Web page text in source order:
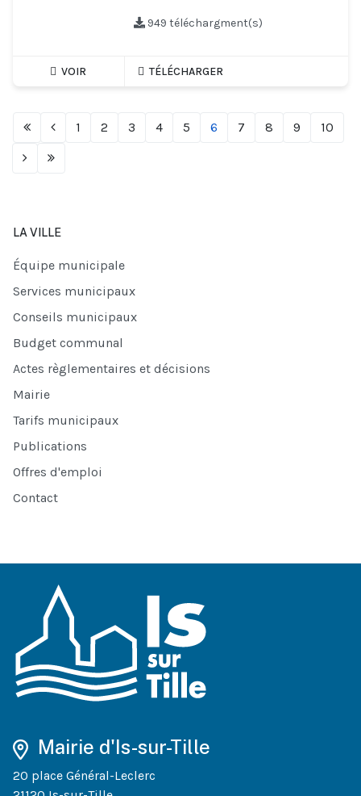
949 téléchargment(s)
VOIR TÉLÉCHARGER
1 2 3 4 5 6 7 8 9 10
LA VILLE
Équipe municipale
Services municipaux
Conseils municipaux
Budget communal
Actes règlementaires et décisions
Mairie
Tarifs municipaux
Publications
Offres d'emploi
Contact
Mairie d'Is-sur-Tille
20 place Général-Leclerc